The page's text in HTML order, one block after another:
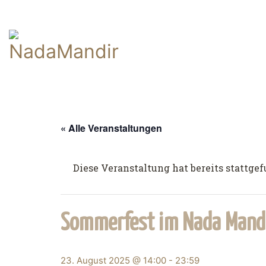
« Alle Veranstaltungen
Diese Veranstaltung hat bereits
Sommerfest im Nada
23. August 2025 @ 14:00 - 23:59